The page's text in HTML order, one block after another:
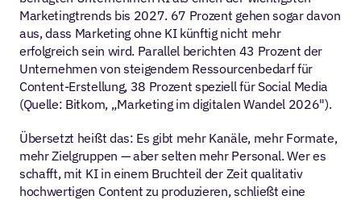
Marketingtrends bis 2027. 67 Prozent gehen sogar davon
aus, dass Marketing ohne KI künftig nicht mehr
erfolgreich sein wird. Parallel berichten 43 Prozent der
Unternehmen von steigendem Ressourcenbedarf für
Content-Erstellung, 38 Prozent speziell für Social Media
(Quelle: Bitkom, „Marketing im digitalen Wandel 2026").
Übersetzt heißt das: Es gibt mehr Kanäle, mehr Formate,
mehr Zielgruppen — aber selten mehr Personal. Wer es
schafft, mit KI in einem Bruchteil der Zeit qualitativ
hochwertigen Content zu produzieren, schließt eine